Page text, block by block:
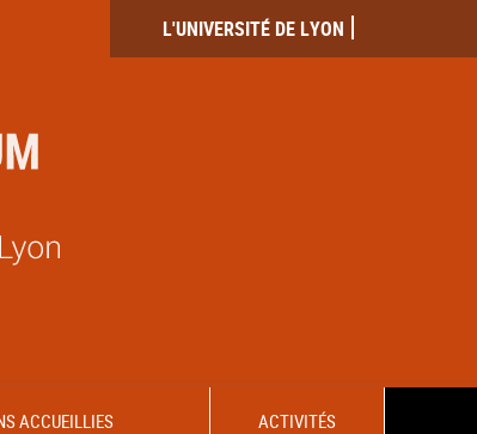
L'UNIVERSITÉ DE LYON
ACCUEILLIES ACTIVITÉS